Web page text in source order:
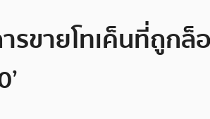
ขายโทเค็นที่ถูกล็